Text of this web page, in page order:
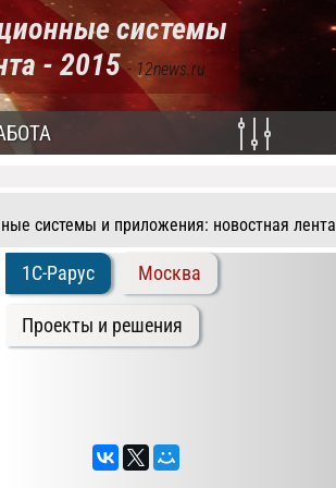
системы
- 2015- 12news.ru
системы и приложения: новостная лента
1C-Рарус Москва
Проекты и решения